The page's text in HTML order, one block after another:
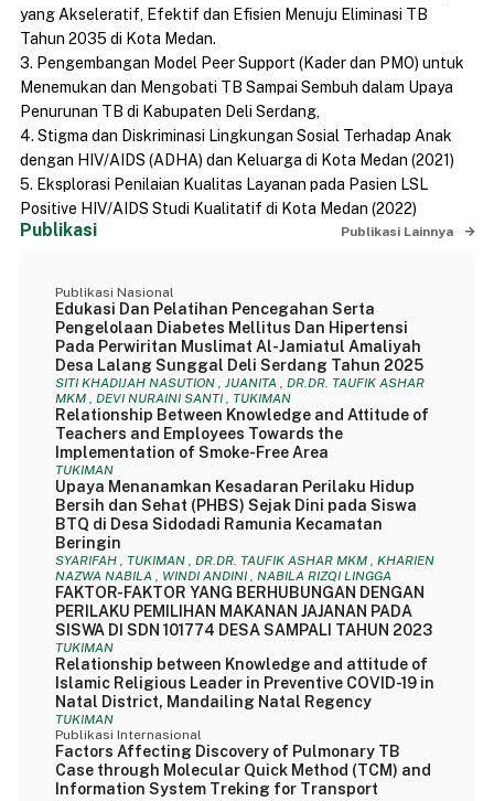
yang Akseleratif, Efektif dan Efisien Menuju Eliminasi TB
Tahun 2035 di Kota Medan.
3. Pengembangan Model Peer Support (Kader dan PMO) untuk
Menemukan dan Mengobati TB Sampai Sembuh dalam Upaya
Penurunan TB di Kabupaten Deli Serdang,
4. Stigma dan Diskriminasi Lingkungan Sosial Terhadap Anak
dengan HIV/AIDS (ADHA) dan Keluarga di Kota Medan (2021)
5. Eksplorasi Penilaian Kualitas Layanan pada Pasien LSL
Positive HIV/AIDS Studi Kualitatif di Kota Medan (2022)
Publikasi Publikasi Lainnya
Publikasi Nasional
Edukasi Dan Pelatihan Pencegahan Serta
Pengelolaan Diabetes Mellitus Dan Hipertensi
Pada Perwiritan Muslimat Al-Jamiatul Amaliyah
Desa Lalang Sunggal Deli Serdang Tahun 2025
SITI KHADIJAH NASUTION , JUANITA , DR.DR. TAUFIK ASHAR
MKM , DEVI NURAINI SANTI , TUKIMAN
Relationship Between Knowledge and Attitude of
Teachers and Employees Towards the
Implementation of Smoke-Free Area
TUKIMAN
Upaya Menanamkan Kesadaran Perilaku Hidup
Bersih dan Sehat (PHBS) Sejak Dini pada Siswa
BTQ di Desa Sidodadi Ramunia Kecamatan
Beringin
SYARIFAH , TUKIMAN , DR.DR. TAUFIK ASHAR MKM , KHARIEN
NAZWA NABILA , WINDI ANDINI , NABILA RIZQI LINGGA
FAKTOR-FAKTOR YANG BERHUBUNGAN DENGAN
PERILAKU PEMILIHAN MAKANAN JAJANAN PADA
SISWA DI SDN 101774 DESA SAMPALI TAHUN 2023
TUKIMAN
Relationship between Knowledge and attitude of
Islamic Religious Leader in Preventive COVID-19 in
Natal District, Mandailing Natal Regency
TUKIMAN
Publikasi Internasional
Factors Affecting Discovery of Pulmonary TB
Case through Molecular Quick Method (TCM) and
Information System Treking for Transport